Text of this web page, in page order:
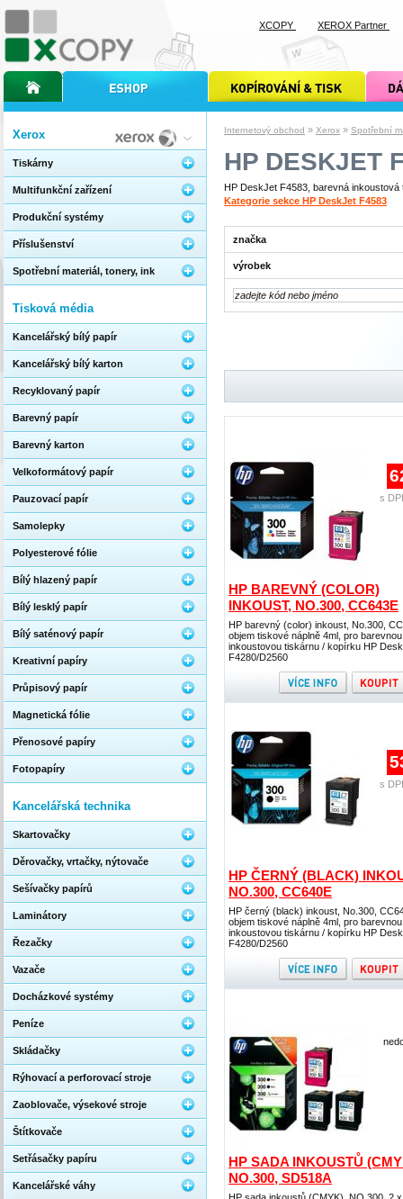
Internetový obchod » Xerox » Spotřební
HP DESKJET
HP DeskJet F4583, barevná
Kategorie sekce HP DeskJet F4583
značka
výrobek
HP BAREVNÝ (COLOR)
INKOUST, NO.300, CC643E
HP barevný (color) inkoust, No.300,
objem tiskové náplně 4ml, pro barevnou
inkoustovou tiskárnu / kopírku HP
F4280/D2560
s
HP ČERNÝ (BLACK)
NO.300, CC640E
HP černý (black) inkoust, No.300,
objem tiskové náplně 4ml, pro barevnou
inkoustovou tiskárnu / kopírku HP
F4280/D2560
s
HP SADA INKOUSTŮ
NO.300, SD518A
Xerox
Tiskárny
Multifunkční zařízení
Produkční systémy
Příslušenství
Spotřební materiál, tonery, ink
Tisková média
Kancelářský bílý papír
Kancelářský bílý karton
Recyklovaný papír
Barevný papír
Barevný karton
Velkoformátový papír
Pauzovací papír
Samolepky
Polyesterové fólie
Bílý hlazený papír
Bílý lesklý papír
Bílý saténový papír
Kreativní papíry
Průpisový papír
Magnetická fólie
Přenosové papíry
Fotopapíry
Kancelářská technika
Skartovačky
Děrovačky, vrtačky, nýtovače
Sešívačky papírů
Laminátory
Řezačky
Vazače
Docházkové systémy
Peníze
Skládačky
Rýhovací a perforovací stroje
Zaoblovače, výsekové stroje
Štítkovače
Setřásačky papíru
Kancelářské váhy
úvodní stránka xcopyinternetový obchod xcopy kopírování a tisk xcopy dárkové
XCOPY XEROX Partner